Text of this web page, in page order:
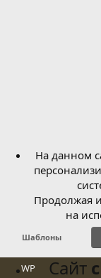
Шаблоны
WP
На данном
Продолжая
на
Сайт